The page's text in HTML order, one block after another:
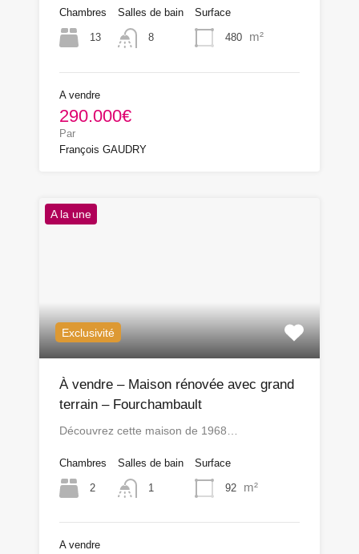
Chambres
13
Salles de bain
8
Surface
480 m²
A vendre
290.000€
Par
François GAUDRY
A la une
Exclusivité
À vendre – Maison rénovée avec grand
terrain – Fourchambault
Découvrez cette maison de 1968…
Chambres
2
Salles de bain
1
Surface
92 m²
A vendre